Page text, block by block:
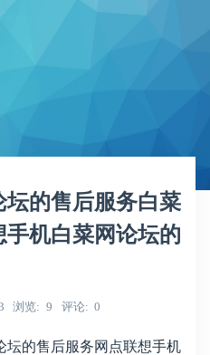
的售后服务白菜
手机白菜网论坛的
浏览 9 评论 0
坛的售后服务网点联想手机